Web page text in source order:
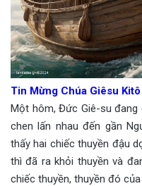
Tin Mừng Chúa Giêsu
Một hôm, Đức Giê-su đang
chen lấn nhau đến gần
thấy hai chiếc thuyền đậu
thì đã ra khỏi thuyền và
chiếc thuyền, thuyền đó